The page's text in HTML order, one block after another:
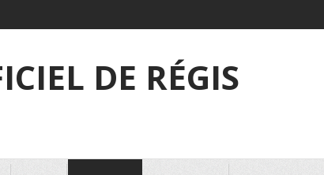
DE RÉGIS